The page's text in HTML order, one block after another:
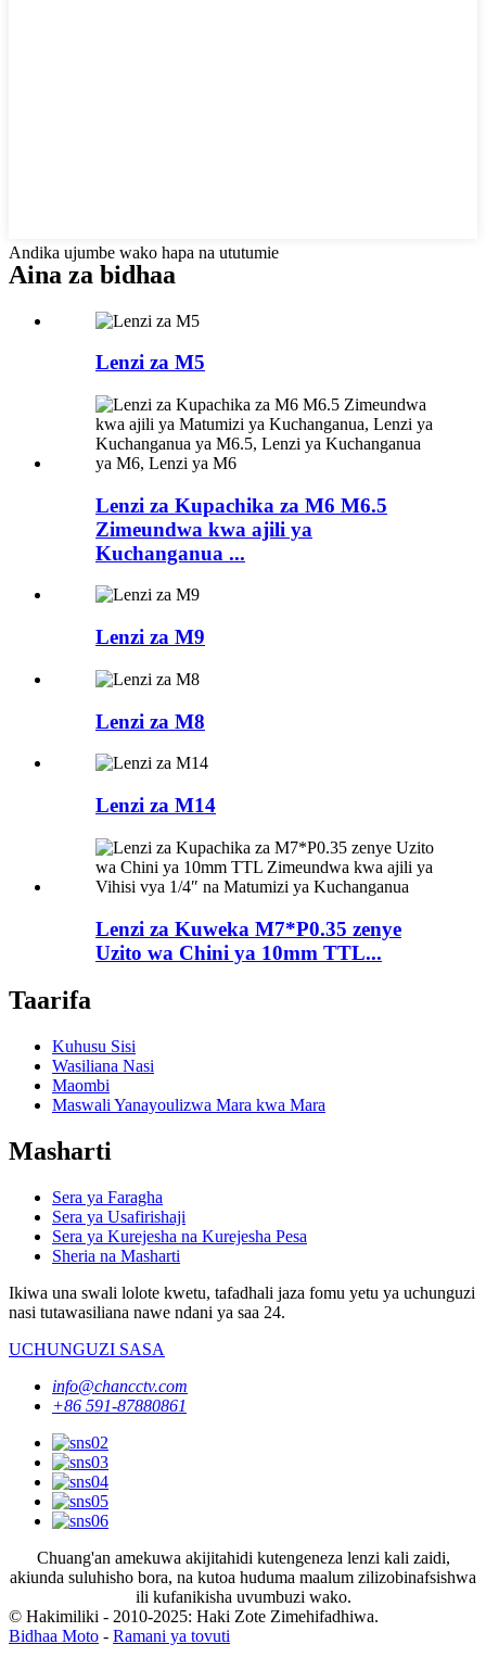
Andika ujumbe wako hapa na ututumie
Aina za bidhaa
Lenzi za M5
Lenzi za Kupachika za M6 M6.5
Zimeundwa kwa ajili ya
Kuchanganua ...
Lenzi za M9
Lenzi za M8
Lenzi za M14
Lenzi za Kuweka M7*P0.35 zenye
Uzito wa Chini ya 10mm TTL...
Taarifa
Kuhusu Sisi
Wasiliana Nasi
Maombi
Maswali Yanayoulizwa Mara kwa Mara
Masharti
Sera ya Faragha
Sera ya Usafirishaji
Sera ya Kurejesha na Kurejesha Pesa
Sheria na Masharti
Ikiwa una swali lolote kwetu, tafadhali jaza fomu yetu ya uchunguzi
nasi tutawasiliana nawe ndani ya saa 24.
UCHUNGUZI SASA
info@chancctv.com
+86 591-87880861
Chuang'an amekuwa akijitahidi kutengeneza lenzi kali zaidi,
akiunda suluhisho bora, na kutoa huduma maalum zilizobinafsishwa
ili kufanikisha uvumbuzi wako.
© Hakimiliki - 2010-2025: Haki Zote Zimehifadhiwa.
Bidhaa Moto - Ramani ya tovuti